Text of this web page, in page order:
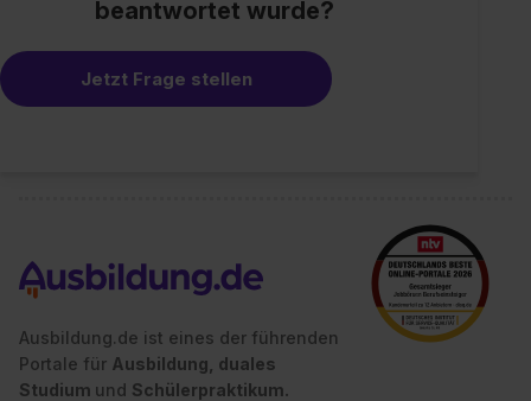
beantwortet wurde?
Jetzt Frage stellen
Ausbildung.de ist eines der führenden
Portale für Ausbildung, duales
Studium und Schülerpraktikum.